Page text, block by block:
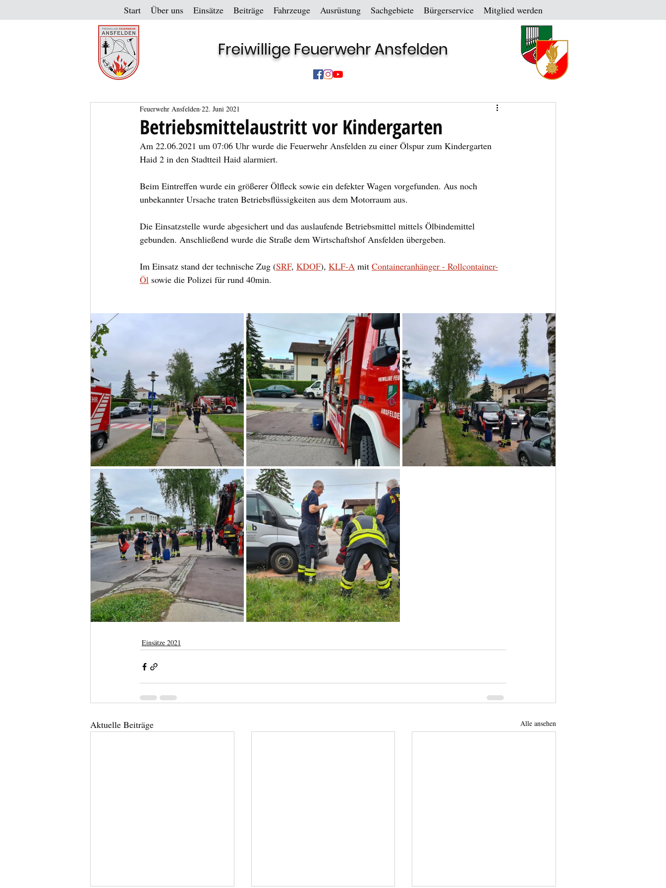
Start Über uns Einsätze Beiträge Fahrzeuge Ausrüstung Sachgebiete Bürgerservice Mitglied werden
Freiwillige Feuerwehr Ansfelden
Betriebsmittelaustritt vor Kindergarten
Feuerwehr Ansfelden 22. Juni 2021
Am 22.06.2021 um 07:06 Uhr wurde die Feuerwehr Ansfelden zu einer Ölspur zum Kindergarten
Haid 2 in den Stadtteil Haid alarmiert.
Beim Eintreffen wurde ein größerer Ölfleck sowie ein defekter Wagen vorgefunden. Aus noch
unbekannter Ursache traten Betriebsflüssigkeiten aus dem Motorraum aus.
Die Einsatzstelle wurde abgesichert und das auslaufende Betriebsmittel mittels Ölbindemittel
gebunden. Anschließend wurde die Straße dem Wirtschaftshof Ansfelden übergeben.
Im Einsatz stand der technische Zug (SRF, KDOF), KLF-A mit Containeranhänger - Rollcontainer-
Öl sowie die Polizei für rund 40min.
Einsätze 2021
Aktuelle Beiträge Alle ansehen